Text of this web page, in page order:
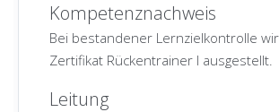
Kompetenznachweis
Bei bestandener Lernzielkontrolle
Zertifikat Rückentrainer I ausgestellt.
Leitung